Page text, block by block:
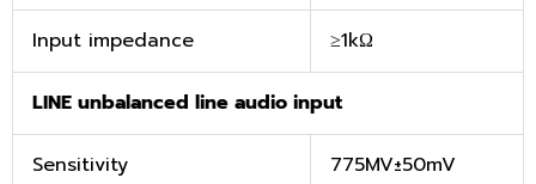
Input impedance ≥1kΩ
LINE unbalanced line audio input
Sensitivity 775MV±50mV